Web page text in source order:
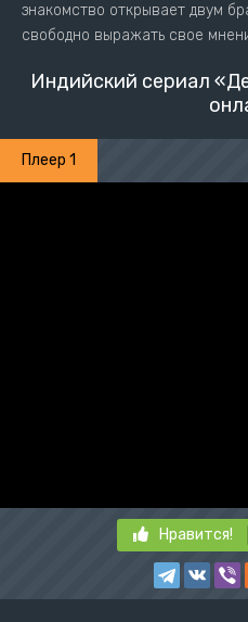
знакомство открывает двум
свободно выражать свое
Индийский сериал
Плеер 1
Нравится!